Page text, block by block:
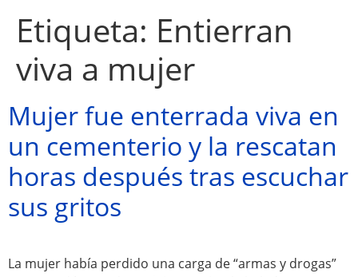
Atractivos
Etiqueta: Entierran
viva a mujer
Mujer fue enterrada viva en
un cementerio y la rescatan
horas después tras escuchar
sus gritos
La mujer había perdido una carga de “armas y drogas”